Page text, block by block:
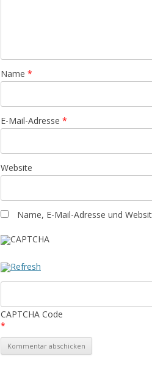
Name *
E-Mail-Adresse *
Website
Name, E-Mail-Adresse und
CAPTCHA Code
*